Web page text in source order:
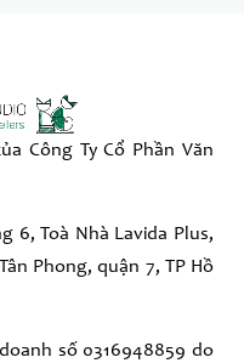
Công Ty Cổ Phần Văn
6, Toà Nhà Lavida Plus,
Phong, quận 7, TP Hồ
số 0316948859 do